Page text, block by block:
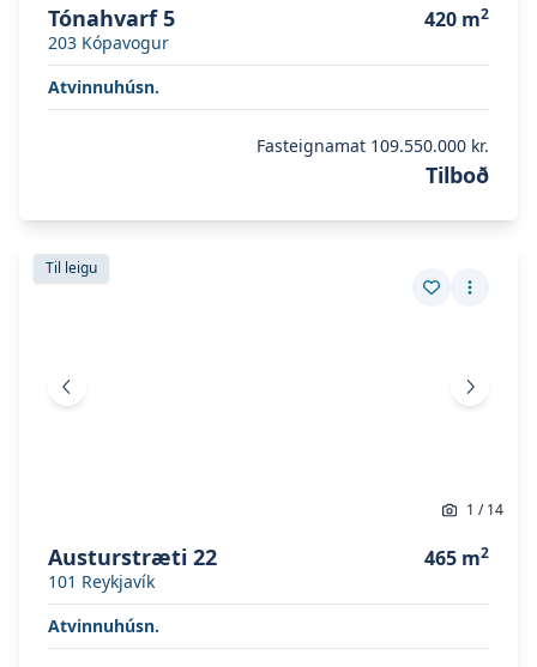
Tónahvarf 5
203 Kópavogur
420 m2
Atvinnuhúsn.
Fasteignamat 109.550.000 kr.
Tilboð
Skoða eignina
Til leigu
Vista eign
Fleiri
Skoða eignina
Fyrri mynd Næsta
1 /14
Austurstræti 22
101 Reykjavík
465 m2
Atvinnuhúsn.